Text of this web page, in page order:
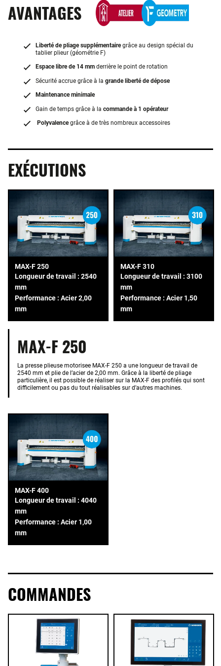
AVANTAGES
Liberté de pliage supplémentairegrâce au design spécial du
tablier plieur (géométrie F)
Espace libre de 14 mm derrière le point de rotation
Sécurité accrue grâce à la grande liberté de dépose
Maintenance minimale
Gain de temps grâce à la commande à 1 opérateur
Polyvalencegrâce à de très nombreux accessoires
EXÉCUTIONS
MAX-F 250
Longueur de travail : 2540
mm
Performance : Acier 2,00
mm
MAX-F 310
Longueur de travail : 3100
mm
Performance : Acier 1,50
mm
MAX-F 250
La presse plieuse motorisee MAX-F 250 a une longueur de travail de
2540 mm et plie de l’acier de 2,00 mm. Grâce à la liberté de pliage
particulière, il est possible de réaliser sur la MAX-F des profilés qui sont
difficilement ou pas du tout réalisables sur d’autres machines.
MAX-F 400
Longueur de travail : 4040
mm
Performance : Acier 1,00
mm
COMMANDES